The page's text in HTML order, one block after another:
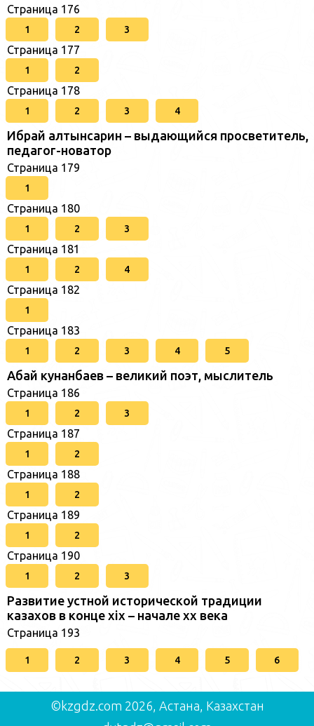
Страница 176
1 2 3
Страница 177
1 2
Страница 178
1 2 3 4
Ибрай алтынсарин – выдающийся просветитель,
педагог-новатор
Страница 179
1
Страница 180
1 2 3
Страница 181
1 2 4
Страница 182
1
Страница 183
1 2 3 4 5
Абай кунанбаев – великий поэт, мыслитель
Страница 186
1 2 3
Страница 187
1 2
Страница 188
1 2
Страница 189
1 2
Страница 190
1 2 3
Развитие устной исторической традиции
казахов в конце xіх – начале хх века
Страница 193
1 2 3 4 5 6
©kzgdz.com 2026, Астана, Казахстан